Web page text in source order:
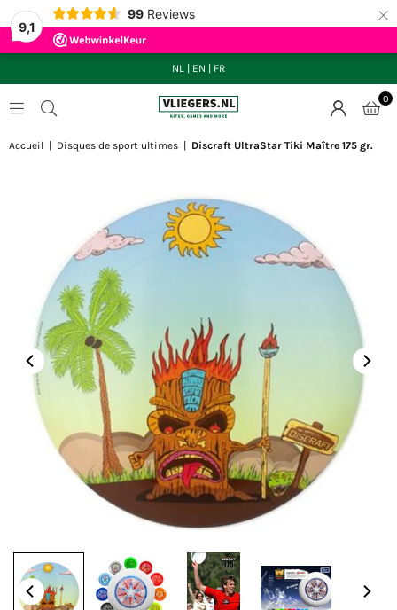
9,1
99 Reviews ×
NL EN FR
0
Accueil Disques de sport ultimes Discraft UltraStar Tiki Maître 175 gr.